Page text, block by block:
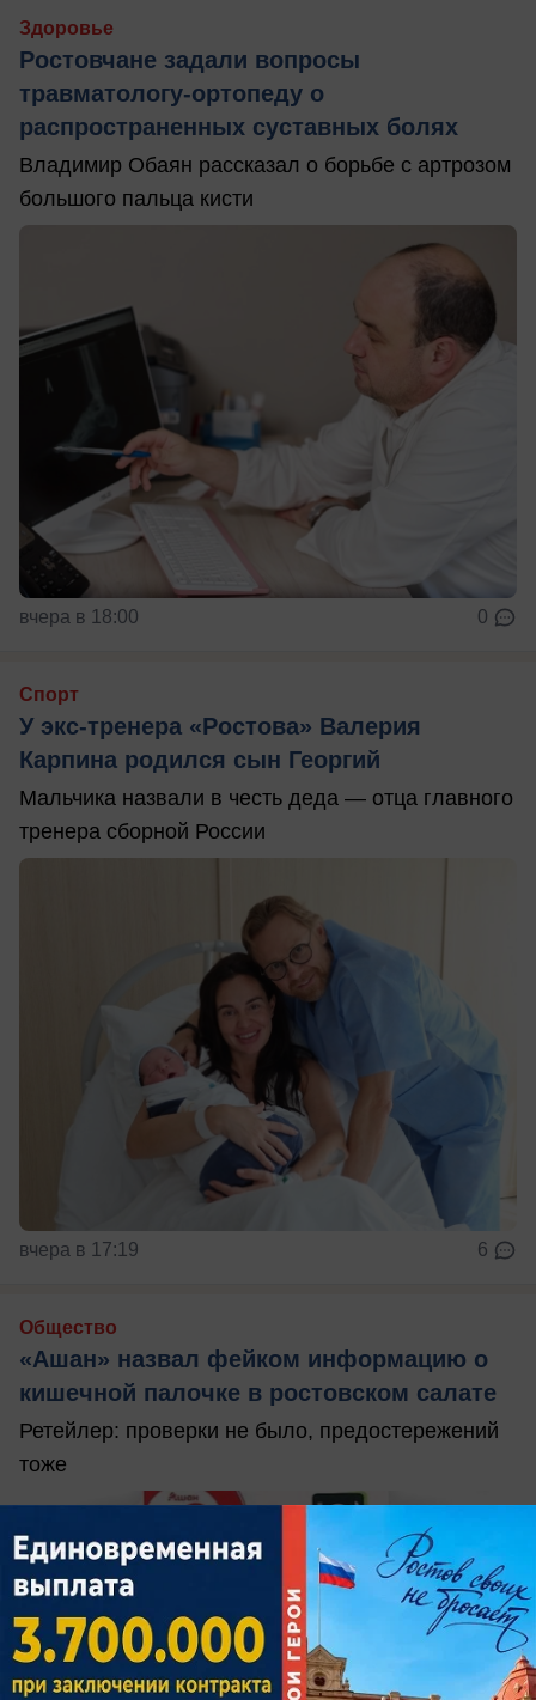
Здоровье
Ростовчане задали вопросы
травматологу-ортопеду о
распространенных суставных болях
Владимир Обаян рассказал о борьбе с артрозом
большого пальца кисти
вчера в 18:00 0
Спорт
У экс-тренера «Ростова» Валерия
Карпина родился сын Георгий
Мальчика назвали в честь деда — отца главного
тренера сборной России
вчера в 17:19 6
Общество
«Ашан» назвал фейком информацию о
кишечной палочке в ростовском салате
Ретейлер: проверки не было, предостережений
тоже